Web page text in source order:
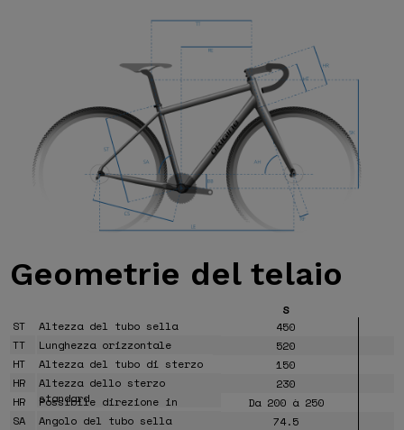
Geometrie del telaio
S
ST
Altezza del tubo sella
450
TT
Lunghezza orizzontale
520
HT
Altezza del tubo di sterzo
150
HR
Altezza dello sterzo
standard
230
HR
Possibile direzione in
altezza
Da 200 à 250
SA
Angolo del tubo sella
74.5